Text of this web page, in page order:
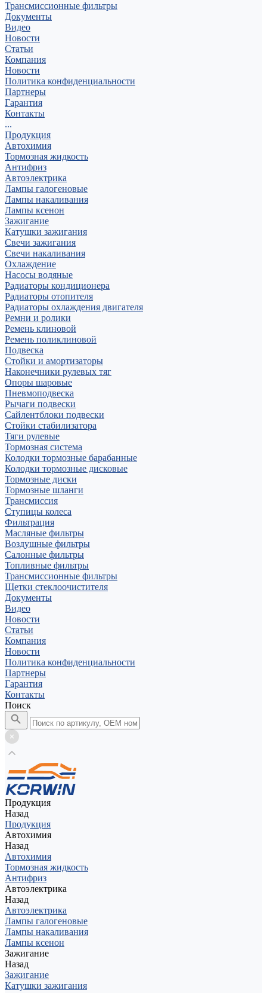
Трансмиссионные фильтры
Документы
Видео
Новости
Статьи
Компания
Новости
Политика конфиденциальности
Партнеры
Гарантия
Контакты
...
Продукция
Автохимия
Тормозная жидкость
Антифриз
Автоэлектрика
Лампы галогеновые
Лампы накаливания
Лампы ксенон
Зажигание
Катушки зажигания
Свечи зажигания
Свечи накаливания
Охлаждение
Насосы водяные
Радиаторы кондиционера
Радиаторы отопителя
Радиаторы охлаждения двигателя
Ремни и ролики
Ремень клиновой
Ремень поликлиновой
Подвеска
Стойки и амортизаторы
Наконечники рулевых тяг
Опоры шаровые
Пневмоподвеска
Рычаги подвески
Сайлентблоки подвески
Стойки стабилизатора
Тяги рулевые
Тормозная система
Колодки тормозные барабанные
Колодки тормозные дисковые
Тормозные диски
Тормозные шланги
Трансмиссия
Ступицы колеса
Фильтрация
Масляные фильтры
Воздушные фильтры
Салонные фильтры
Топливные фильтры
Трансмиссионные фильтры
Щетки стеклоочистителя
Документы
Видео
Новости
Статьи
Компания
Новости
Политика конфиденциальности
Партнеры
Гарантия
Контакты
Поиск
Продукция
Назад
Продукция
Автохимия
Назад
Автохимия
Тормозная жидкость
Антифриз
Автоэлектрика
Назад
Автоэлектрика
Лампы галогеновые
Лампы накаливания
Лампы ксенон
Зажигание
Назад
Зажигание
Катушки зажигания